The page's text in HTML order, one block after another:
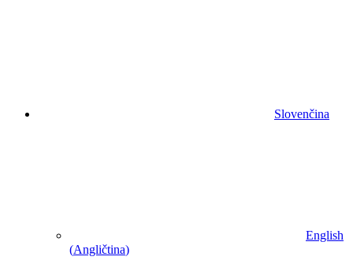
Slovenčina
English
(Angličtina)